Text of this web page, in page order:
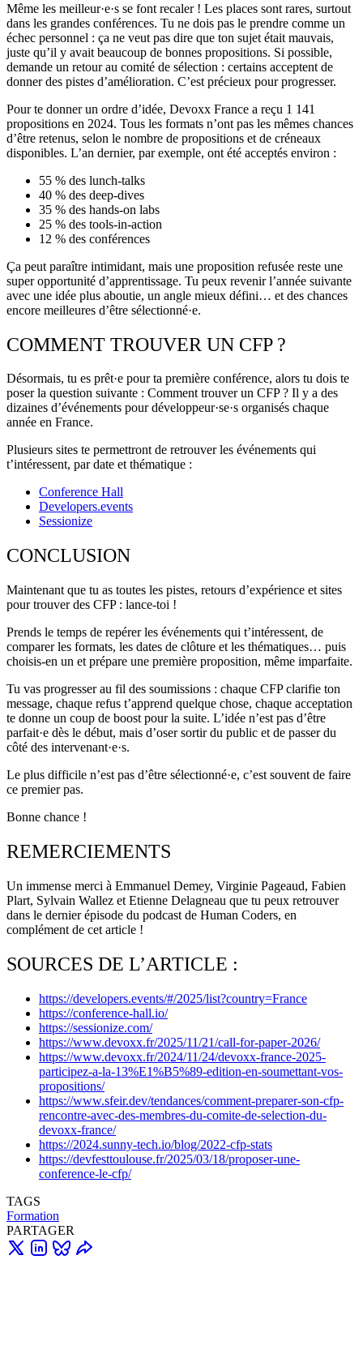
Même les meilleur·e·s se font recaler ! Les places sont rares, surtout
dans les grandes conférences. Tu ne dois pas le prendre comme un
échec personnel : ça ne veut pas dire que ton sujet était mauvais,
juste qu’il y avait beaucoup de bonnes propositions. Si possible,
demande un retour au comité de sélection : certains acceptent de
donner des pistes d’amélioration. C’est précieux pour progresser.
Pour te donner un ordre d’idée, Devoxx France a reçu 1 141
propositions en 2024. Tous les formats n’ont pas les mêmes chances
d’être retenus, selon le nombre de propositions et de créneaux
disponibles. L’an dernier, par exemple, ont été acceptés environ :
55 % des lunch-talks
40 % des deep-dives
35 % des hands-on labs
25 % des tools-in-action
12 % des conférences
Ça peut paraître intimidant, mais une proposition refusée reste une
super opportunité d’apprentissage. Tu peux revenir l’année suivante
avec une idée plus aboutie, un angle mieux défini… et des chances
encore meilleures d’être sélectionné·e.
COMMENT TROUVER UN CFP ?
Désormais, tu es prêt·e pour ta première conférence, alors tu dois te
poser la question suivante : Comment trouver un CFP ? Il y a des
dizaines d’événements pour développeur·se·s organisés chaque
année en France.
Plusieurs sites te permettront de retrouver les événements qui
t’intéressent, par date et thématique :
Conference Hall
Developers.events
Sessionize
CONCLUSION
Maintenant que tu as toutes les pistes, retours d’expérience et sites
pour trouver des CFP : lance-toi !
Prends le temps de repérer les événements qui t’intéressent, de
comparer les formats, les dates de clôture et les thématiques… puis
choisis-en un et prépare une première proposition, même imparfaite.
Tu vas progresser au fil des soumissions : chaque CFP clarifie ton
message, chaque refus t’apprend quelque chose, chaque acceptation
te donne un coup de boost pour la suite. L’idée n’est pas d’être
parfait·e dès le début, mais d’oser sortir du public et de passer du
côté des intervenant·e·s.
Le plus difficile n’est pas d’être sélectionné·e, c’est souvent de faire
ce premier pas.
Bonne chance !
REMERCIEMENTS
Un immense merci à Emmanuel Demey, Virginie Pageaud, Fabien
Plart, Sylvain Wallez et Etienne Delagneau que tu peux retrouver
dans le dernier épisode du podcast de Human Coders, en
complément de cet article !
SOURCES DE L’ARTICLE :
https://developers.events/#/2025/list?country=France
https://conference-hall.io/
https://sessionize.com/
https://www.devoxx.fr/2025/11/21/call-for-paper-2026/
https://www.devoxx.fr/2024/11/24/devoxx-france-2025-
participez-a-la-13%E1%B5%89-edition-en-soumettant-vos-
propositions/
https://www.sfeir.dev/tendances/comment-preparer-son-cfp-
rencontre-avec-des-membres-du-comite-de-selection-du-
devoxx-france/
https://2024.sunny-tech.io/blog/2022-cfp-stats
https://devfesttoulouse.fr/2025/03/18/proposer-une-
conference-le-cfp/
TAGS
Formation
PARTAGER